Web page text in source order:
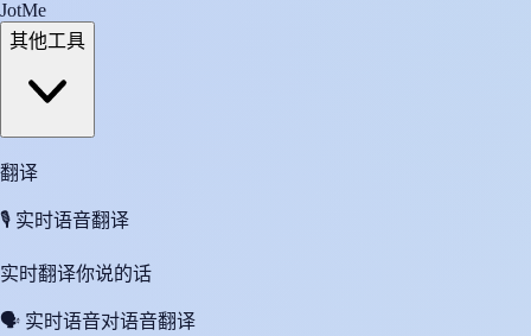
JotMe
其他工具
翻译
🎙️ 实时语音翻译
实时翻译你说的话
🗣️ 实时语音对语音翻译